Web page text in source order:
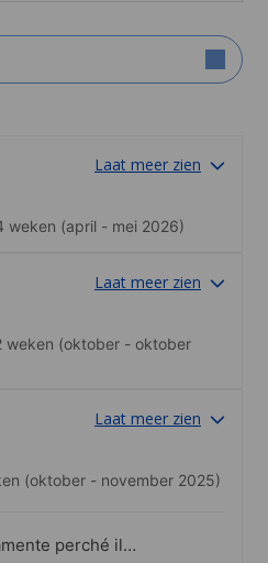
Laat meer zien
weken (april - mei 2026)
Laat meer zien
weken (oktober - oktober
Laat meer zien
(oktober - november 2025)
perché il